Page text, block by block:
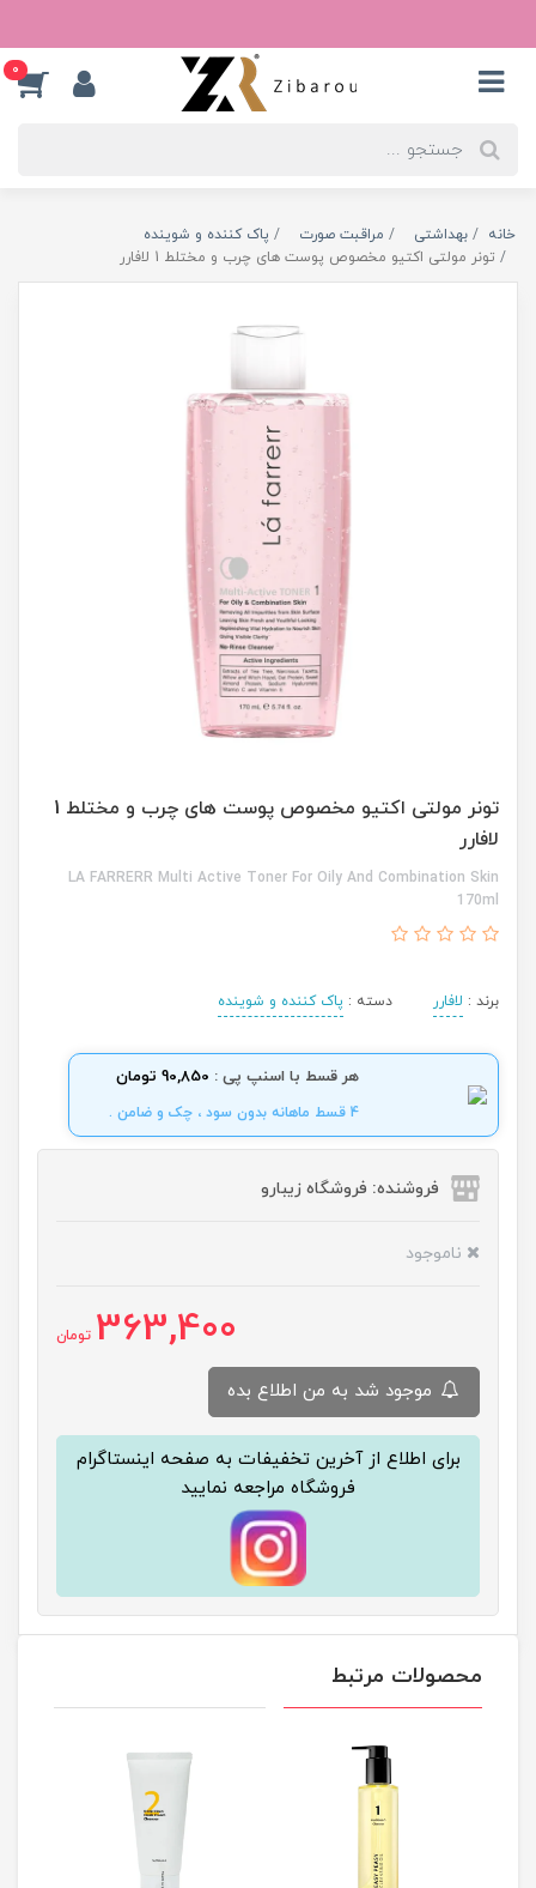
0
خانه بهداشتی مراقبت صورت
پاک کننده و شوینده
تونر مولتی اکتیو مخصوص پوست های چرب و مختلط 1 لافارر
تونر مولتی اکتیو مخصوص پوست های چرب و مختلط 1
لافارر
LA FARRERR Multi Active Toner For Oily And Combination Skin
170ml
برند : لافارر دسته : پاک کننده و شوینده
هر قسط با اسنپ پی : 90,850 تومان
4 قسط ماهانه بدون سود ، چک و ضامن .
فروشنده: فروشگاه زیبارو
ناموجود
363,400 تومان
برای اطلاع از آخرین تخفیفات به صفحه اینستاگرام
فروشگاه مراجعه نمایید
محصولات مرتبط